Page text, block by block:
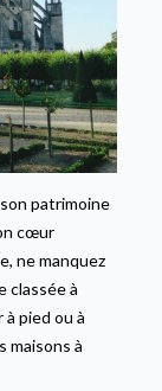
patrimoine
cœur
ne manquez
classée à
à pied ou à
maisons à